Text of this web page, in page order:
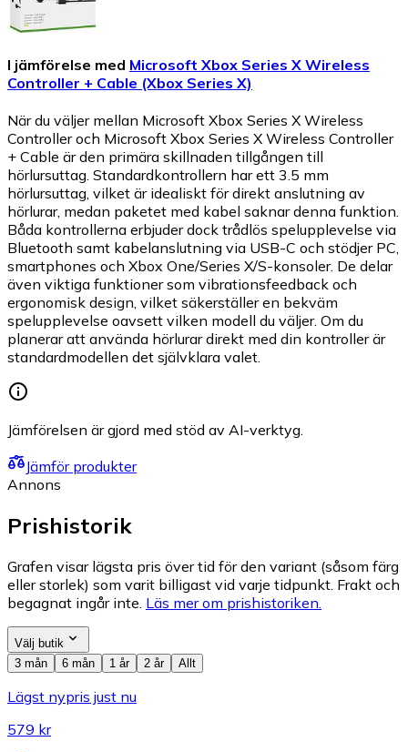
I jämförelse med Microsoft Xbox Series X Wireless
Controller + Cable (Xbox Series X)
När du väljer mellan Microsoft Xbox Series X Wireless
Controller och Microsoft Xbox Series X Wireless Controller
+ Cable är den primära skillnaden tillgången till
hörlursuttag. Standardkontrollern har ett 3.5 mm
hörlursuttag, vilket är idealiskt för direkt anslutning av
hörlurar, medan paketet med kabel saknar denna funktion.
Båda kontrollerna erbjuder dock trådlös spelupplevelse via
Bluetooth samt kabelanslutning via USB-C och stödjer PC,
smartphones och Xbox One/Series X/S-konsoler. De delar
även viktiga funktioner som vibrationsfeedback och
ergonomisk design, vilket säkerställer en bekväm
spelupplevelse oavsett vilken modell du väljer. Om du
planerar att använda hörlurar direkt med din kontroller är
standardmodellen det självklara valet.
Jämförelsen är gjord med stöd av AI-verktyg.
Jämför produkter
Annons
Prishistorik
Grafen visar lägsta pris över tid för den variant (såsom färg
eller storlek) som varit billigast vid varje tidpunkt. Frakt och
begagnat ingår inte. Läs mer om prishistoriken.
Välj butik
3 mån
6 mån 1 år 2 år Allt
Lägst nypris just nu
579 kr